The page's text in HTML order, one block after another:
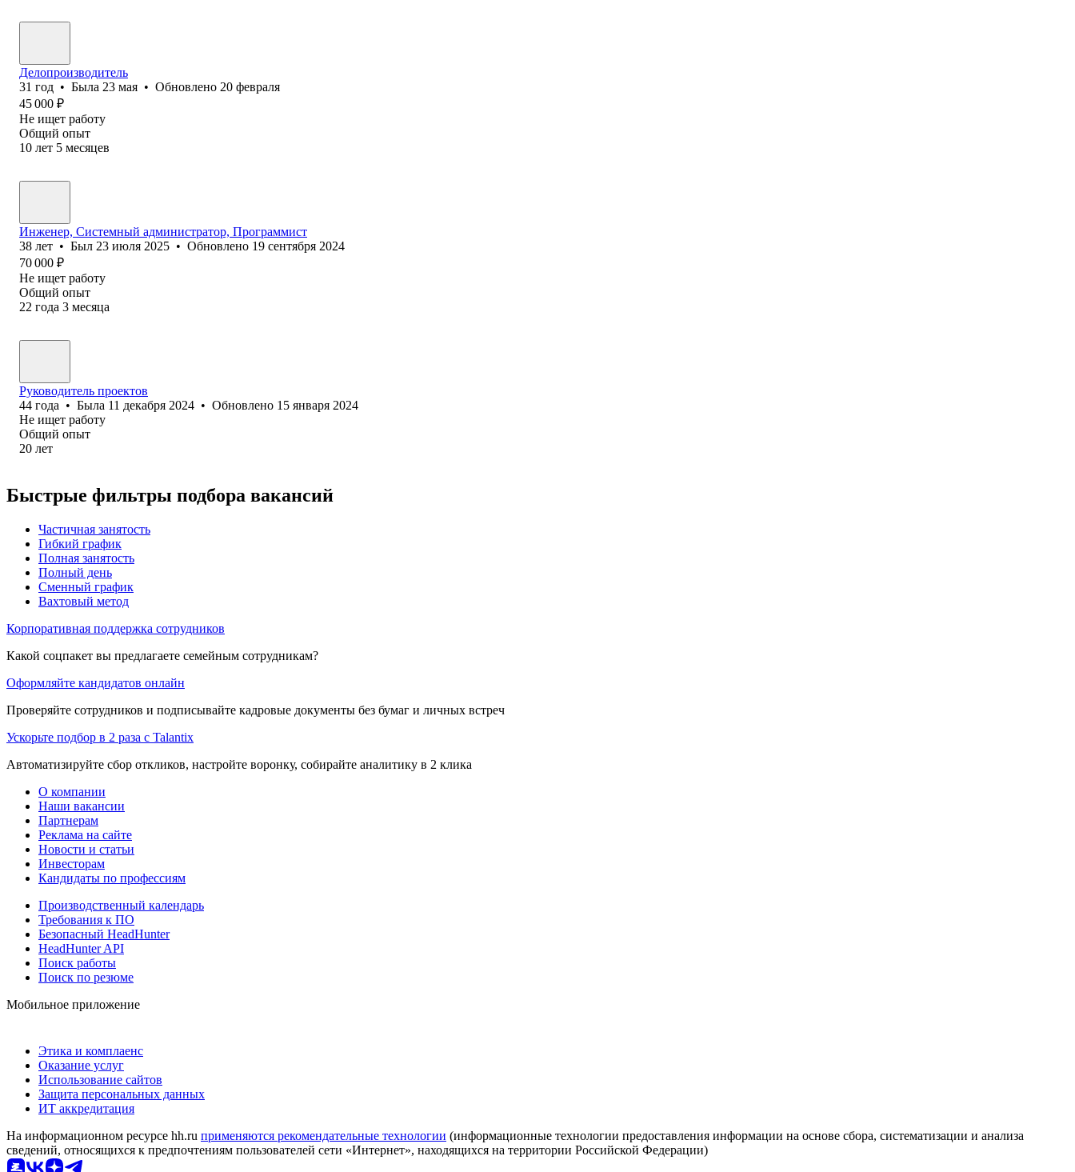
Делопроизводитель
31 год • Была 23 мая • Обновлено 20 февраля
45 000 ₽
Не ищет работу
Общий опыт
10 лет 5 месяцев
Инженер, Системный администратор, Программист
38 лет • Был 23 июля 2025 • Обновлено 19 сентября 2024
70 000 ₽
Не ищет работу
Общий опыт
22 года 3 месяца
Руководитель проектов
44 года • Была 11 декабря 2024 • Обновлено 15 января 2024
Не ищет работу
Общий опыт
20 лет
Быстрые фильтры подбора вакансий
Частичная занятость
Гибкий график
Полная занятость
Полный день
Сменный график
Вахтовый метод
Корпоративная поддержка сотрудников
Какой соцпакет вы предлагаете семейным сотрудникам?
Оформляйте кандидатов онлайн
Проверяйте сотрудников и подписывайте кадровые документы без бумаг и личных встреч
Ускорьте подбор в 2 раза с Talantix
Автоматизируйте сбор откликов, настройте воронку, собирайте аналитику в 2 клика
О компании
Наши вакансии
Партнерам
Реклама на сайте
Новости и статьи
Инвесторам
Кандидаты по профессиям
Производственный календарь
Требования к ПО
Безопасный HeadHunter
HeadHunter API
Поиск работы
Поиск по резюме
Мобильное приложение
Этика и комплаенс
Оказание услуг
Использование сайтов
Защита персональных данных
ИТ аккредитация
На информационном ресурсе hh.ru применяются рекомендательные технологии (информационные технологии предоставления информации на основе сбора, систематизации и анализа
сведений, относящихся к предпочтениям пользователей сети «Интернет», находящихся на территории Российской Федерации)